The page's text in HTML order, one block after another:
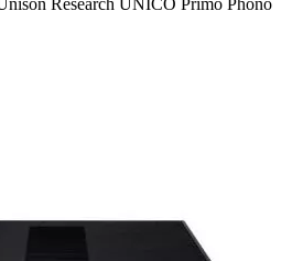
Research UNICO Primo Phono